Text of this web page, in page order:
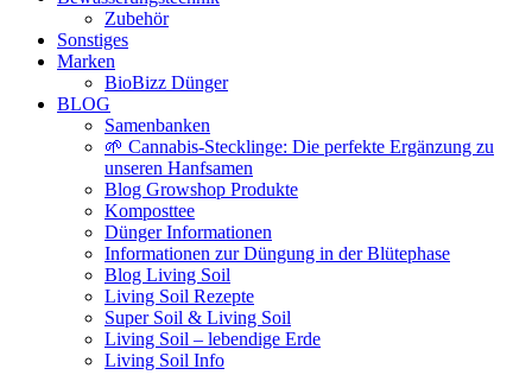
Zubehör
Sonstiges
Marken
BioBizz Dünger
BLOG
Samenbanken
🌱 Cannabis-Stecklinge: Die perfekte Ergänzung zu
unseren Hanfsamen
Blog Growshop Produkte
Komposttee
Dünger Informationen
Informationen zur Düngung in der Blütephase
Blog Living Soil
Living Soil Rezepte
Super Soil & Living Soil
Living Soil – lebendige Erde
Living Soil Info